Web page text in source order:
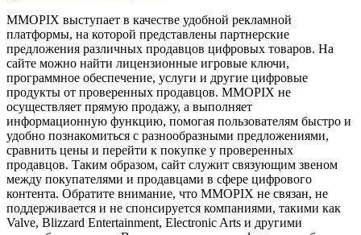
MMOPIX выступает в качестве удобной рекламной
платформы, на которой представлены партнерские
предложения различных продавцов цифровых товаров. На
сайте можно найти лицензионные игровые ключи,
программное обеспечение, услуги и другие цифровые
продукты от проверенных продавцов. MMOPIX не
осуществляет прямую продажу, а выполняет
информационную функцию, помогая пользователям быстро и
удобно познакомиться с разнообразными предложениями,
сравнить цены и перейти к покупке у проверенных
продавцов. Таким образом, сайт служит связующим звеном
между покупателями и продавцами в сфере цифрового
контента. Обратите внимание, что MMOPIX не связан, не
поддерживается и не спонсируется компаниями, такими как
Valve, Blizzard Entertainment, Electronic Arts и другими